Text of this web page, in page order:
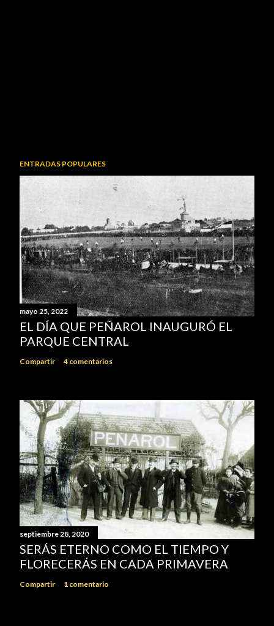
ENTRADAS POPULARES
mayo 25, 2022
EL DÍA QUE PEÑAROL INAUGURÓ EL
PARQUE CENTRAL
Compartir 4 comentarios
septiembre 28, 2020
SERÁS ETERNO COMO EL TIEMPO Y
FLORECERÁS EN CADA PRIMAVERA
Compartir 1 comentario